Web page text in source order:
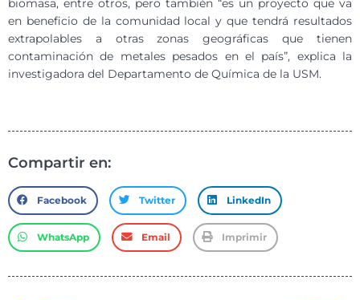
biomasa, entre otros, pero también “es un proyecto que va
en beneficio de la comunidad local y que tendrá resultados
extrapolables a otras zonas geográficas que tienen
contaminación de metales pesados en el país”, explica la
investigadora del Departamento de Química de la USM.
Compartir en:
Facebook Twitter LinkedIn
WhatsApp Email Imprimir